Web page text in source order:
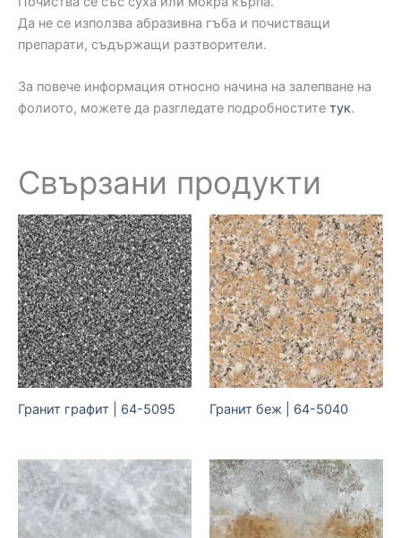
Да не се използва абразивна гъба и почистващи
препарати, съдържащи разтворители.
За повече информация относно начина на залепване на
фолиото, можете да разгледате подробностите тук.
Свързани продукти
Гранит графит | 64-5095 Гранит беж | 64-5040